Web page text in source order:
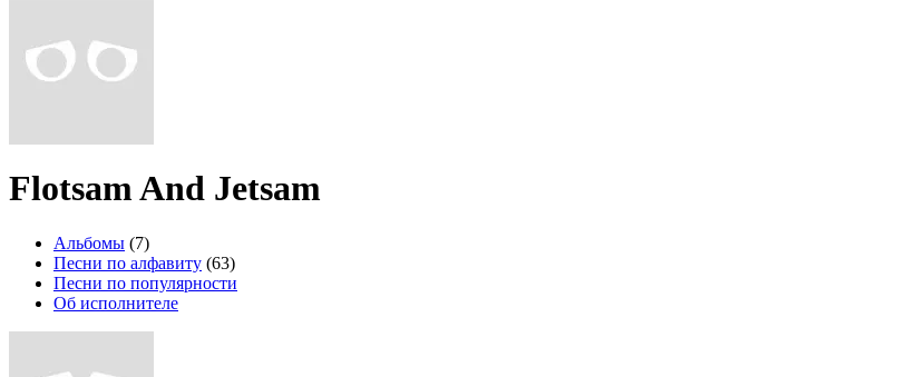
Flotsam And Jetsam
Альбомы (7)
Песни по алфавиту (63)
Песни по популярности
Об исполнителе